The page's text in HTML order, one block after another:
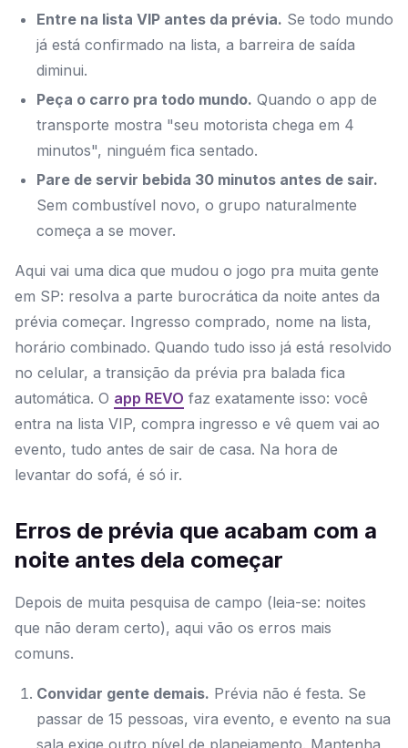
Entre na lista VIP antes da prévia. Se todo mundo
já está confirmado na lista, a barreira de saída
diminui.
Peça o carro pra todo mundo. Quando o app de
transporte mostra "seu motorista chega em 4
minutos", ninguém fica sentado.
Pare de servir bebida 30 minutos antes de sair.
Sem combustível novo, o grupo naturalmente
começa a se mover.
Aqui vai uma dica que mudou o jogo pra muita gente
em SP: resolva a parte burocrática da noite antes da
prévia começar. Ingresso comprado, nome na lista,
horário combinado. Quando tudo isso já está resolvido
no celular, a transição da prévia pra balada fica
automática. O app REVO faz exatamente isso: você
entra na lista VIP, compra ingresso e vê quem vai ao
evento, tudo antes de sair de casa. Na hora de
levantar do sofá, é só ir.
Erros de prévia que acabam com a
noite antes dela começar
Depois de muita pesquisa de campo (leia-se: noites
que não deram certo), aqui vão os erros mais
comuns.
Convidar gente demais. Prévia não é festa. Se
passar de 15 pessoas, vira evento, e evento na sua
sala exige outro nível de planejamento. Mantenha